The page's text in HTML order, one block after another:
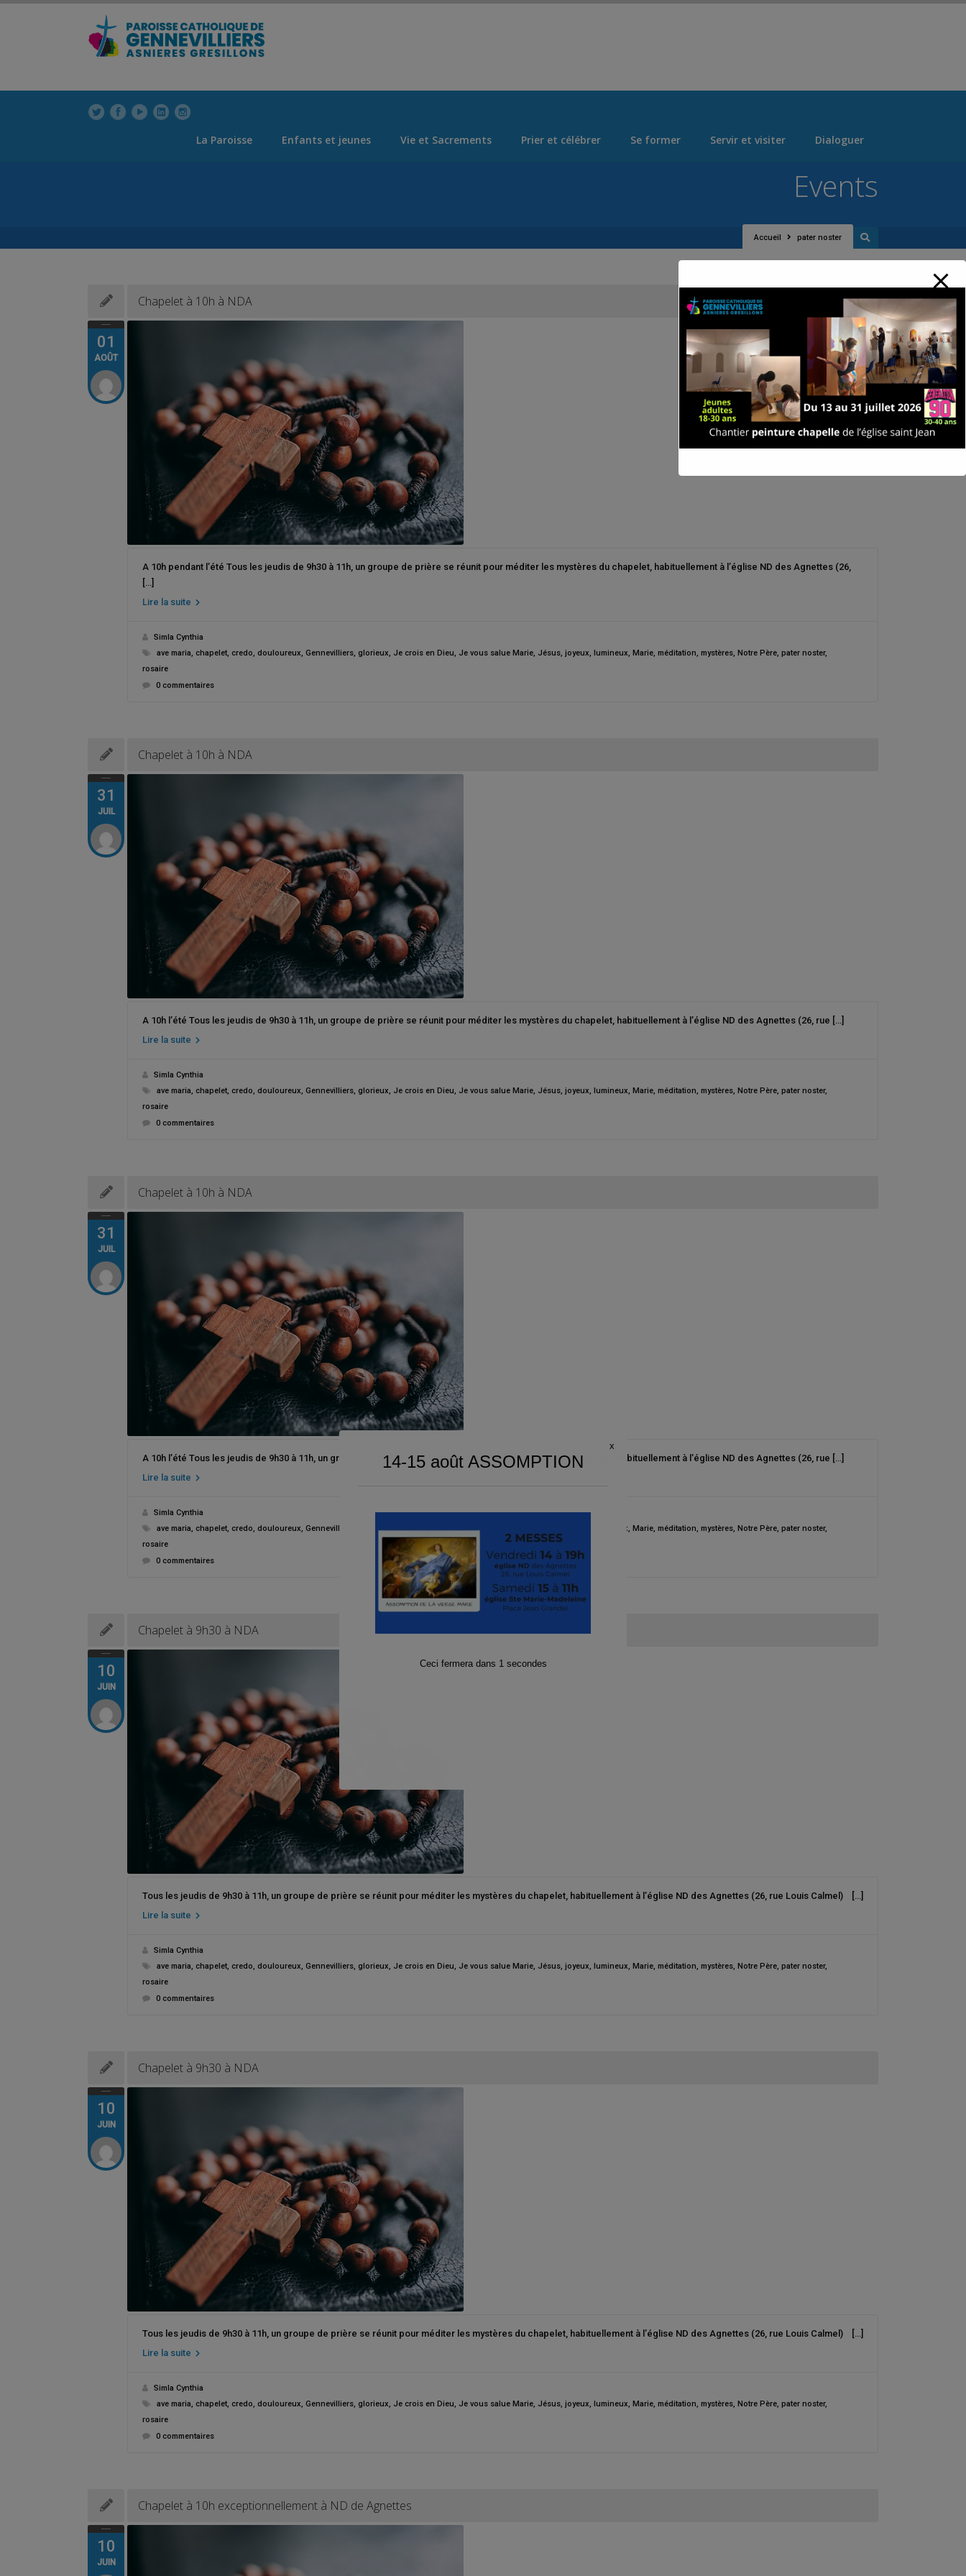
La Paroisse Enfants et jeunes Vie et Sacrements Prier et célébrer Se former Servir et visiter Dialoguer
Accueil pater noster
Events
01
AOÛT
Chapelet à 10h à NDA
A 10h pendant l’été Tous les jeudis de 9h30 à 11h, un groupe de prière se réunit pour méditer les mystères du chapelet, habituellement à l’église ND des Agnettes (26,
[…]
Lire la suite
Simla Cynthia
ave maria, chapelet, credo, douloureux, Gennevilliers, glorieux, Je crois en Dieu, Je vous salue Marie, Jésus, joyeux, lumineux, Marie, méditation, mystères, Notre Père, pater noster,
rosaire
0 commentaires
31
JUIL
Chapelet à 10h à NDA
A 10h l’été Tous les jeudis de 9h30 à 11h, un groupe de prière se réunit pour méditer les mystères du chapelet, habituellement à l’église ND des Agnettes (26, rue […]
Lire la suite
Simla Cynthia
ave maria, chapelet, credo, douloureux, Gennevilliers, glorieux, Je crois en Dieu, Je vous salue Marie, Jésus, joyeux, lumineux, Marie, méditation, mystères, Notre Père, pater noster,
rosaire
0 commentaires
31
JUIL
Chapelet à 10h à NDA
A 10h l’été Tous les jeudis de 9h30 à 11h, un groupe de prière se réunit pour méditer les mystères du chapelet, habituellement à l’église ND des Agnettes (26, rue […]
Lire la suite
Simla Cynthia
ave maria, chapelet, credo, douloureux, Gennevilliers glorieux,Je crois en Dieu,Je vous salue Marie lumineux, Marie, méditation, mystères, Notre Père, pater noster,
rosaire
0 commentaires
10
JUIN
Chapelet à 9h30 à NDA
Tous les jeudis de 9h30 à 11h, un groupe de prière se réunit pour méditer les mystères du chapelet, habituellement à l’église ND des Agnettes (26, rue Louis Calmel) […]
Lire la suite
Simla Cynthia
ave maria, chapelet, credo, douloureux, Gennevilliers, glorieux, Je crois en Dieu, Je vous salue Marie, Jésus, joyeux, lumineux, Marie, méditation, mystères, Notre Père, pater noster,
rosaire
0 commentaires
10
JUIN
Chapelet à 9h30 à NDA
Tous les jeudis de 9h30 à 11h, un groupe de prière se réunit pour méditer les mystères du chapelet, habituellement à l’église ND des Agnettes (26, rue Louis Calmel) […]
Lire la suite
Simla Cynthia
ave maria, chapelet, credo, douloureux, Gennevilliers, glorieux, Je crois en Dieu, Je vous salue Marie, Jésus, joyeux, lumineux, Marie, méditation, mystères, Notre Père, pater noster,
rosaire
0 commentaires
10
JUIN
Chapelet à 10h exceptionnellement à ND de Agnettes